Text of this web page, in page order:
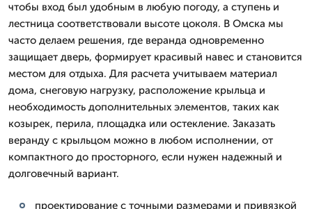
чтобы вход был удобным в любую погоду, а ступень и
лестница соответствовали высоте цоколя. В Омска мы
часто делаем решения, где веранда одновременно
защищает дверь, формирует красивый навес и становится
местом для отдыха. Для расчета учитываем материал
дома, снеговую нагрузку, расположение крыльца и
необходимость дополнительных элементов, таких как
козырек, перила, площадка или остекление. Заказать
веранду с крыльцом можно в любом исполнении, от
компактного до просторного, если нужен надежный и
долговечный вариант.
проектирование с точными размерами и привязкой